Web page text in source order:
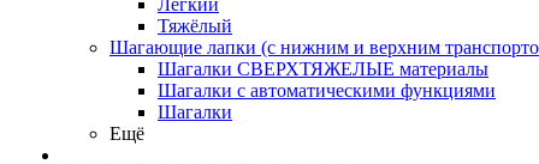
Лёгкий
Тяжёлый
Шагающие лапки (с нижним и верхним
Шагалки СВЕРХТЯЖЕЛЫЕ материалы
Шагалки с автоматическими функциями
Шагалки
Ещё